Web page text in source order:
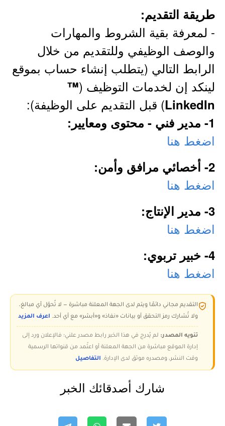
طريقة التقديم:
- لمعرفة بقية الشروط والمهارات
والوصف الوظيفي وللتقديم من خلال
الرابط التالي (يتطلب إنشاء حساب بموقع
لينكد إن لخدمات التوظيف (™
LinkedIn) قبل التقديم على الوظيفة):
1- مدير فني - محتوى ومعايير:
اضغط هنا
2- أخصائي مرافق وأمن:
اضغط هنا
3- مدير الإنتاج:
اضغط هنا
4- خبير تربوي:
اضغط هنا
التقديم مجاني دائمًا ويتم لدى الجهة المعلنة مباشرة — لا تُحوّل أي مبالغ،
ولا تُشارك رمز التحقق أو بيانات «نفاذ» و«أبشر» مع أي أحد. اعرف المزيد
تنويه المصدر: لم يُدرج في هذا الخبر رابط مصدر علني؛ فالإعلان ورد إلى
إدارة الموقع مباشرة من الجهة المعلنة أو اعتُمد من قنواتها الرسمية
وقت النشر، ومصدره موثق لدى الإدارة. التفاصيل
شارك أصدقائك الخبر